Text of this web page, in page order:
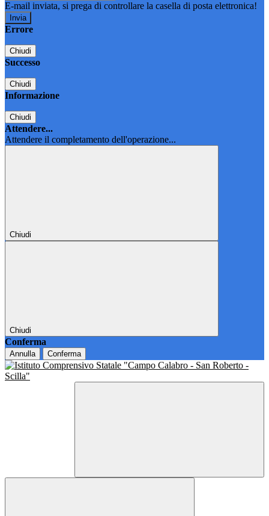
E-mail inviata, si prega di controllare la casella di posta elettronica!
Errore
Chiudi
Successo
Chiudi
Informazione
Chiudi
Attendere...
Attendere il completamento dell'operazione...
Chiudi
Chiudi
Conferma
Annulla Conferma